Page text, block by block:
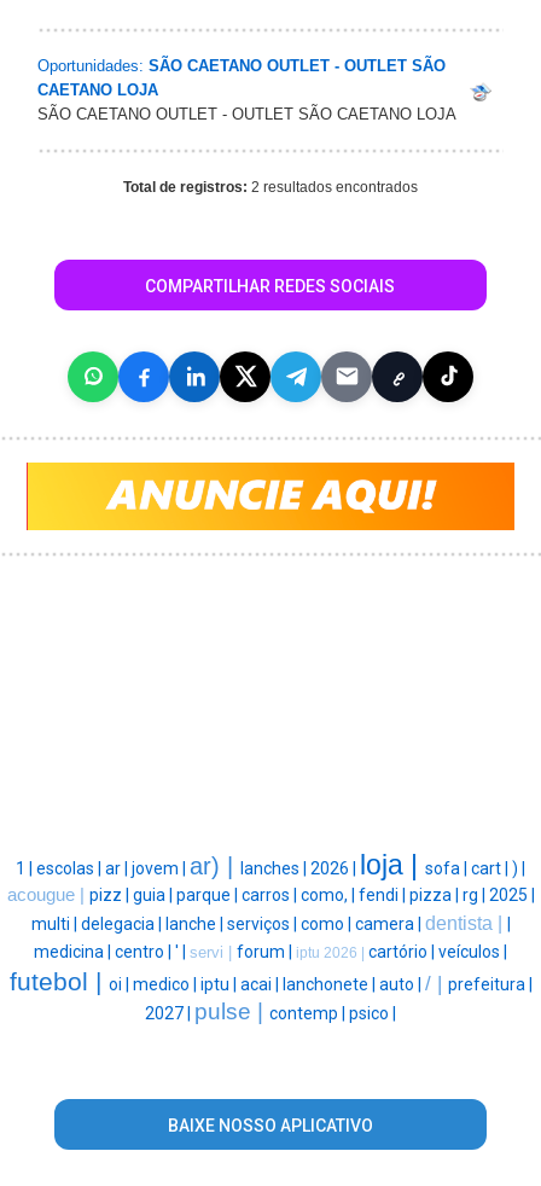
Oportunidades: SÃO CAETANO OUTLET - OUTLET SÃO
CAETANO LOJA
SÃO CAETANO OUTLET - OUTLET SÃO CAETANO LOJA
Total de registros: 2 resultados encontrados
COMPARTILHAR REDES SOCIAIS
1 | escolas | ar | jovem | ar) | lanches | 2026 | loja | sofa | cart | ) |
acougue | pizz | guia | parque | carros | como, | fendi | pizza | rg | 2025 |
multi | delegacia | lanche | serviços | como | camera | dentista |
medicina | centro | ' | servi | forum | iptu 2026 | cartório | veículos |
futebol | oi | medico | iptu | acai | lanchonete | auto | / | prefeitura |
2027 | pulse | contemp | psico |
BAIXE NOSSO APLICATIVO